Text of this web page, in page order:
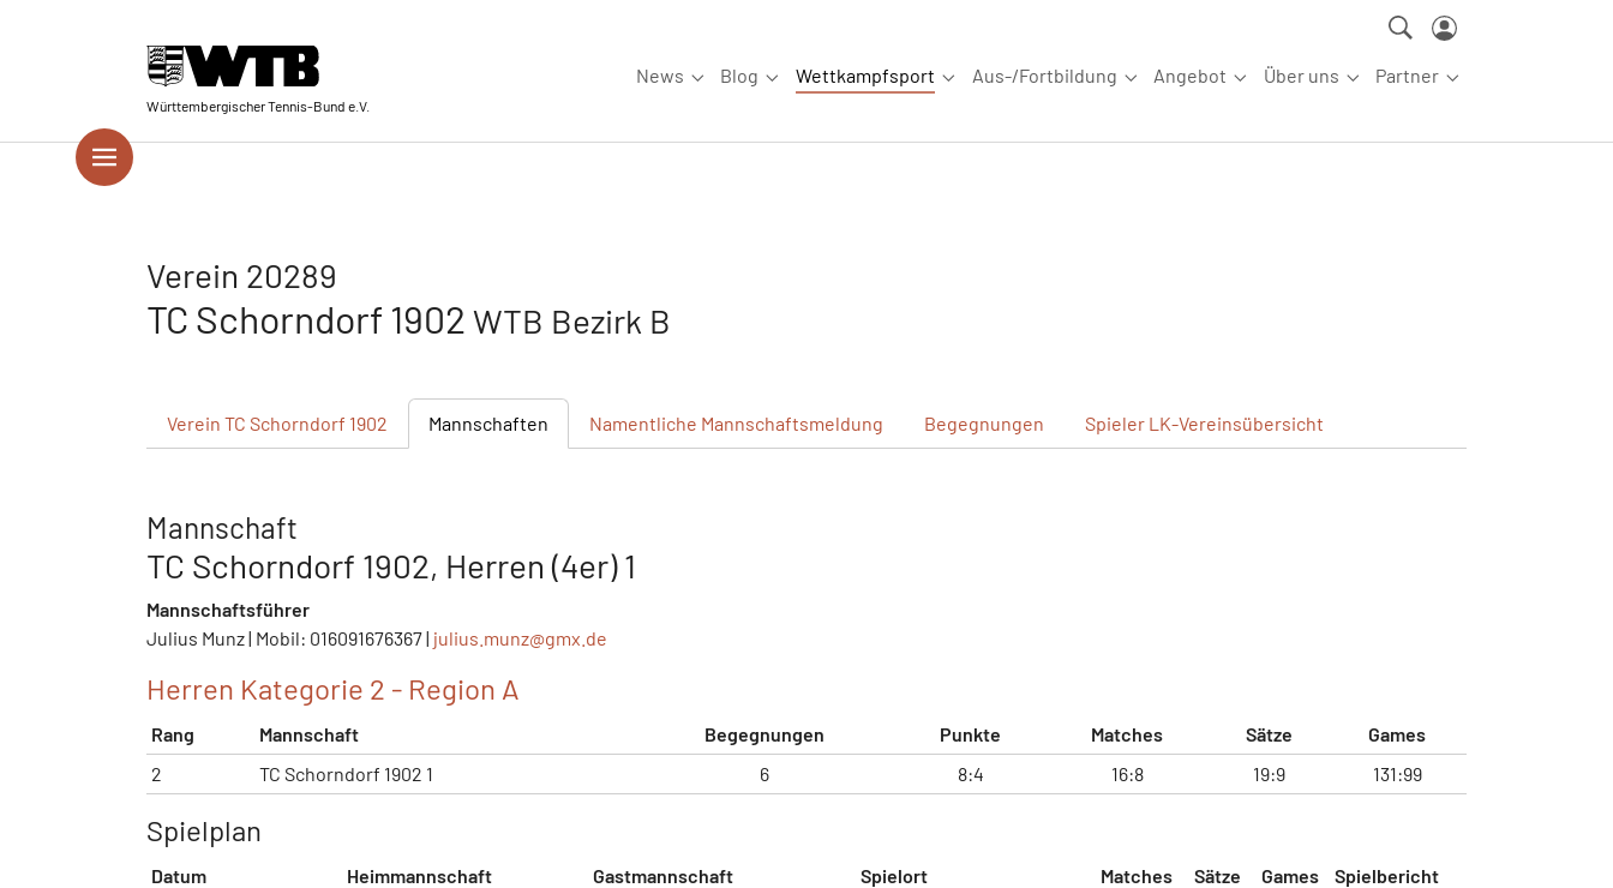
Württembergischer Tennis-Bund e.V.
News
Submenu for "News"
Blog
Submenu for "Blog"
Wettkampfsport
Submenu for "Wettkampfsport"
Aus-/Fortbildung
Submenu for "Aus-/Fortbildung"
Angebot
Submenu for "Angebot"
Über uns
Submenu for "Über uns"
Partner
Submenu for
Verein 20289
TC Schorndorf 1902 WTB Bezirk B
Verein TC Schorndorf 1902 Mannschaften Namentliche Mannschaftsmeldung Begegnungen Spieler LK-Vereinsübersicht
Mannschaft
TC Schorndorf 1902, Herren (4er) 1
Mannschaftsführer
Julius Munz | Mobil: 016091676367 | julius.munz@gmx.de
Herren Kategorie 2 - Region A
Rang Mannschaft Begegnungen Punkte Matches Sätze
Games
2
TC Schorndorf 1902 1 6 8:4 16:8 19:9 131:99
Spielplan
Datum Heimmannschaft Gastmannschaft Spielort Matches Sätze Games
Spielbericht